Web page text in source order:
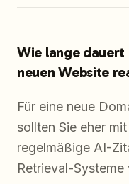
Wie lange dauert
neuen Website
Für eine neue
sollten Sie eher
regelmäßige AI-
Retrieval-